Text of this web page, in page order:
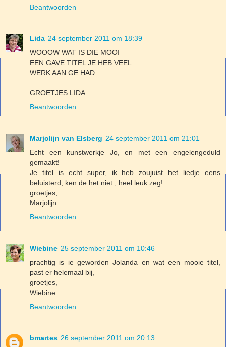
Beantwoorden
Lida 24 september 2011 om 18:39
WOOOW WAT IS DIE MOOI
EEN GAVE TITEL JE HEB VEEL
WERK AAN GE HAD
GROETJES LIDA
Beantwoorden
Marjolijn van Elsberg 24 september 2011 om 21:01
Echt een kunstwerkje Jo, en met een engelengeduld
gemaakt!
Je titel is echt super, ik heb zoujuist het liedje eens
beluisterd, ken de het niet , heel leuk zeg!
groetjes,
Marjolijn.
Beantwoorden
Wiebine 25 september 2011 om 10:46
prachtig is ie geworden Jolanda en wat een mooie titel,
past er helemaal bij,
groetjes,
Wiebine
Beantwoorden
bmartes 26 september 2011 om 20:13